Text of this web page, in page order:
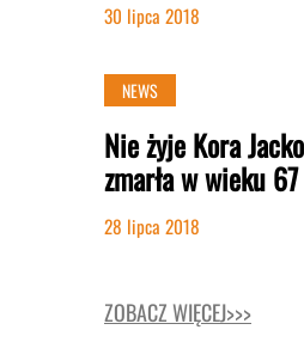
30 lipca 2018
NEWS
Nie żyje Kora
zmarła w wieku
28 lipca 2018
ZOBACZ WIĘCEJ>>>